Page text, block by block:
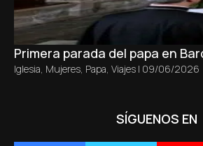
Primera parada del papa en
Iglesia, Mujeres, Papa, Viajes | 09/06/2026
SÍGUENOS EN